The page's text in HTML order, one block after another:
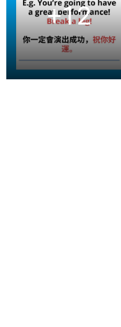
+12